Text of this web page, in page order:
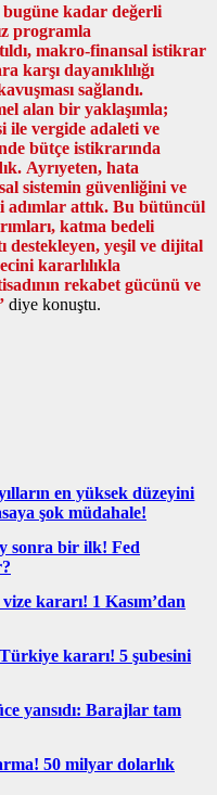
kadar değerli
programla
makro-finansal istikrar
karşı dayanıklılığı
sağlandı.
alan bir yaklaşımla;
ile vergide adaleti ve
bütçe istikrarında
Ayrıyeten, hata
sistemin güvenliğini ve
adımlar attık. Bu bütüncül
katma bedeli
destekleyen, yeşil ve dijital
kararlılıkla
rekabet gücünü ve
diye konuştu.
en yüksek düzeyini
şok müdahale!
sonra bir ilk! Fed
kararı! 1 Kasım’dan
kararı! 5 şubesini
yansıdı: Barajlar tam
50 milyar dolarlık